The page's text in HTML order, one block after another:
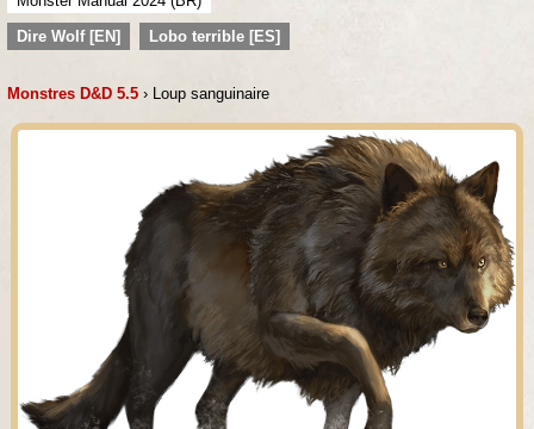
Dire Wolf [EN]
Lobo terrible [ES]
Monstres D&D 5.5 › Loup sanguinaire